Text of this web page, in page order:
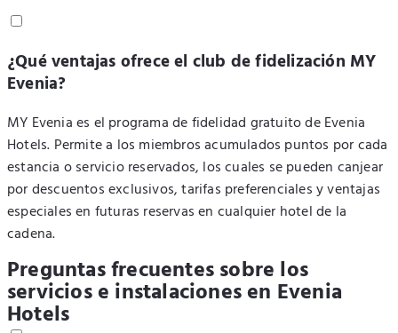
¿Qué ventajas ofrece el club de fidelización MY
Evenia?
MY Evenia es el programa de fidelidad gratuito de Evenia
Hotels. Permite a los miembros acumulados puntos por cada
estancia o servicio reservados, los cuales se pueden canjear
por descuentos exclusivos, tarifas preferenciales y ventajas
especiales en futuras reservas en cualquier hotel de la
cadena.
Preguntas frecuentes sobre los
servicios e instalaciones en Evenia
Hotels